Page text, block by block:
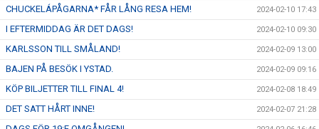
CHUCKELÁPÅGARNA* FÅR LÅNG RESA HEM! 2024-02-10 17:43
I EFTERMIDDAG ÄR DET DAGS! 2024-02-10 09:30
KARLSSON TILL SMÅLAND! 2024-02-09 13:00
BAJEN PÅ BESÖK I YSTAD. 2024-02-09 09:16
KÖP BILJETTER TILL FINAL 4! 2024-02-08 18:49
DET SATT HÅRT INNE! 2024-02-07 21:28